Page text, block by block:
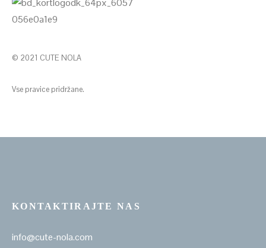
© 2021 CUTE NOLA
Vse pravice pridržane.
KONTAKTIRAJTE NAS
info@cute-nola.com